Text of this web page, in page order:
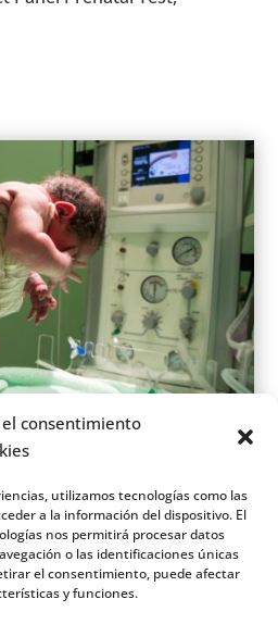
consentimiento
utilizamos tecnologías como las
a la información del dispositivo. El
nos permitirá procesar datos
o las identificaciones únicas
el consentimiento, puede afectar
y funciones.
veut ou non effectuer des